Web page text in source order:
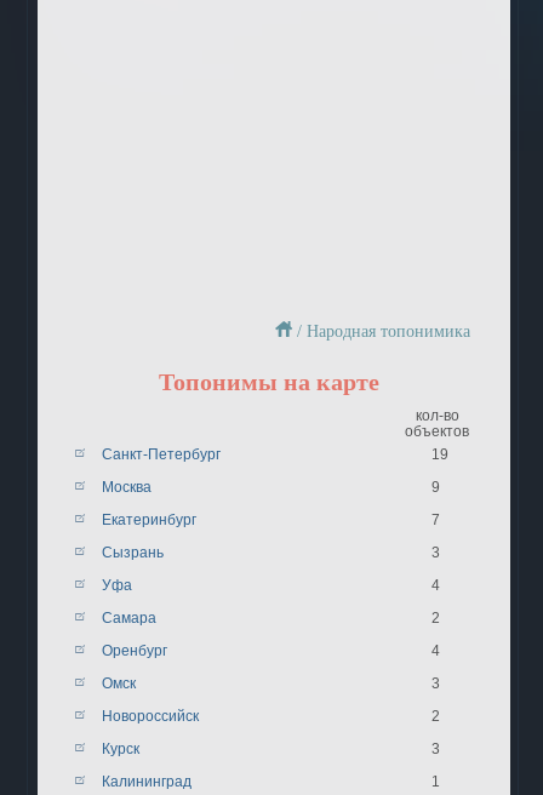
/ Народная топонимика
Топонимы на карте
кол-во
объектов
Санкт-Петербург
19
Москва 9
Екатеринбург 7
Сызрань 3
Уфа 4
Самара 2
Оренбург 4
Омск 3
Новороссийск 2
Курск 3
Калининград 1